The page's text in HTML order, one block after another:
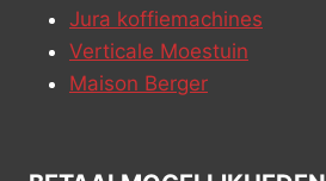
Jura koffiemachines
Verticale Moestuin
Maison Berger